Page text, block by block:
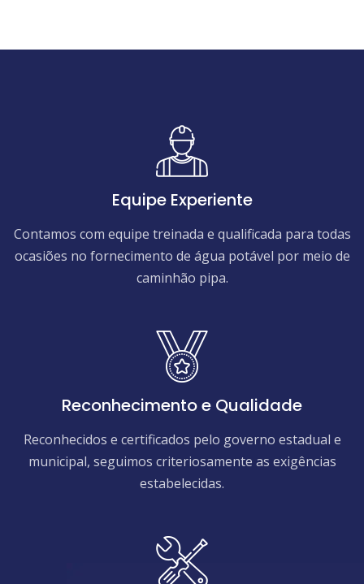
Equipe Experiente
Contamos com equipe treinada e qualificada para todas
ocasiões no fornecimento de água potável por meio de
caminhão pipa.
Reconhecimento e Qualidade
Reconhecidos e certificados pelo governo estadual e
municipal, seguimos criteriosamente as exigências
estabelecidas.